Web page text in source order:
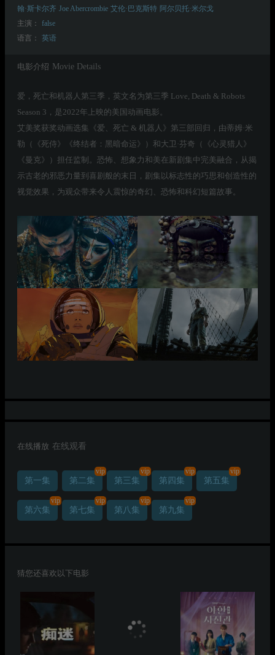
翰·斯卡尔齐 Joe Abercrombie 艾伦·巴克斯特 阿尔贝托·米尔戈
主演：
false
语言：
英语
电影介绍 Movie Details
爱，死亡和机器人第三季，英文名为第三季 Love, Death & Robots
Season 3，是2022年上映的美国动画电影。
艾美奖获奖动画选集《爱、死亡 & 机器人》第三部回归，由蒂姆·米
勒（《死侍》《终结者：黑暗命运》）和大卫·芬奇（《心灵猎人》
《曼克》）担任监制。恐怖、想象力和美在新剧集中完美融合，从揭
示古老的邪恶力量到喜剧般的末日，剧集以标志性的巧思和创造性的
视觉效果，为观众带来令人震惊的奇幻、恐怖和科幻短篇故事。
在线播放 在线观看
第一集 第二集
vip
第三集
vip
第四集
vip
第五集
vip
第六集
vip
第七集
vip
第八集
vip
第九集
vip
猜您还喜欢以下电影